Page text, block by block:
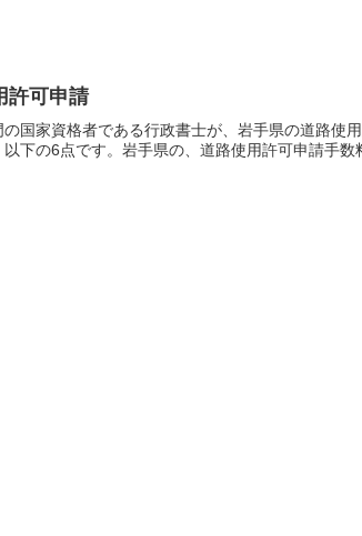
許可申請
の国家資格者である行政書士が、岩手県の道路
下の6点です。岩手県の、道路使用許可申請手